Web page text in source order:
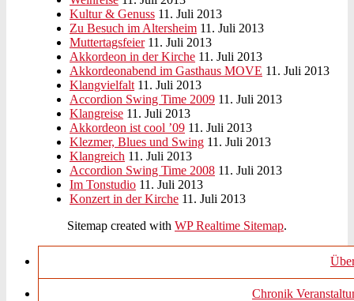
Kultur & Genuss 11. Juli 2013
Zu Besuch im Altersheim 11. Juli 2013
Muttertagsfeier 11. Juli 2013
Akkordeon in der Kirche 11. Juli 2013
Akkordeonabend im Gasthaus MOVE 11. Juli 2013
Klangvielfalt 11. Juli 2013
Accordion Swing Time 2009 11. Juli 2013
Klangreise 11. Juli 2013
Akkordeon ist cool ’09 11. Juli 2013
Klezmer, Blues und Swing 11. Juli 2013
Klangreich 11. Juli 2013
Accordion Swing Time 2008 11. Juli 2013
Im Tonstudio 11. Juli 2013
Konzert in der Kirche 11. Juli 2013
Sitemap created with WP Realtime Sitemap.
Chronik